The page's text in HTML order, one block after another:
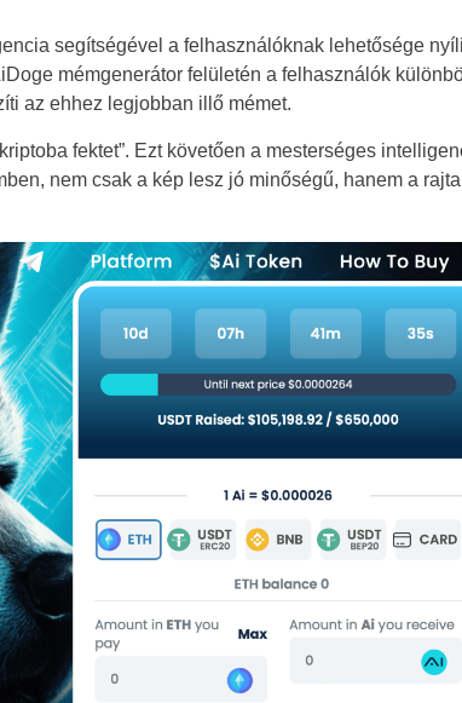
segítségével a felhasználóknak lehetősége
mémgenerátor felületén a felhasználók
az ehhez legjobban illő mémet.
fektet”. Ezt követően a mesterséges
nem csak a kép lesz jó minőségű, hanem a rajta